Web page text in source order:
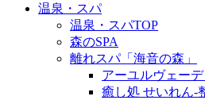
温泉・スパ
温泉・スパTOP
森のSPA
離れスパ「海音の森」
アーユルヴェー
癒し処 せいれん-